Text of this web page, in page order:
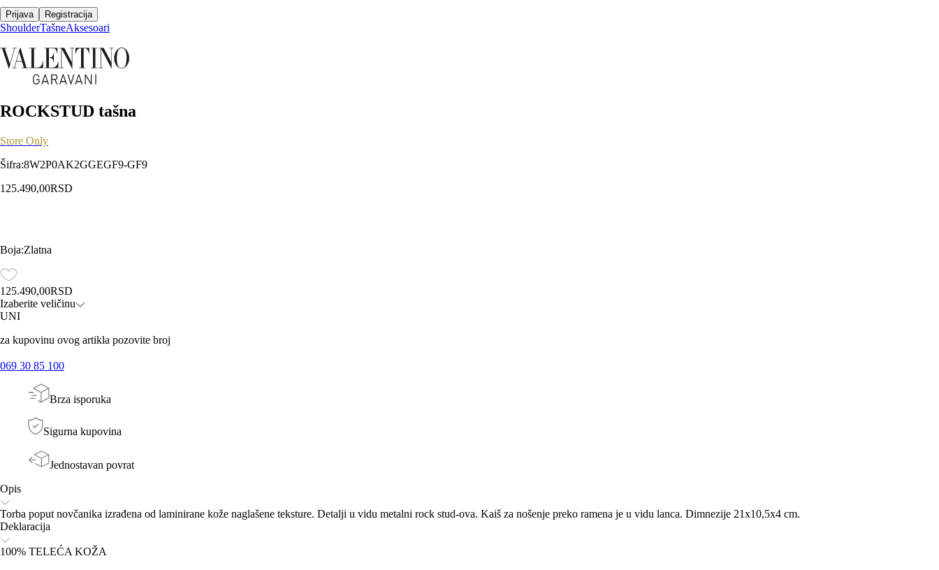
Prijava Registracija
ShoulderTašneAksesoari
ROCKSTUD tašna
Store Only
Šifra:8W2P0AK2GGEGF9-GF9
125.490,00RSD
Boja:Zlatna
125.490,00RSD
Izaberite veličinu
UNI
za kupovinu ovog artikla pozovite broj
069 30 85 100
Brza isporuka
Sigurna kupovina
Jednostavan povrat
Opis
Torba poput novčanika izrađena od laminirane kože naglašene teksture. Detalji u vidu metalni rock stud-ova. Kaiš za nošenje preko ramena je u vidu lanca. Dimnezije 21x10,5x4 cm.
Deklaracija
100% TELEĆA KOŽA